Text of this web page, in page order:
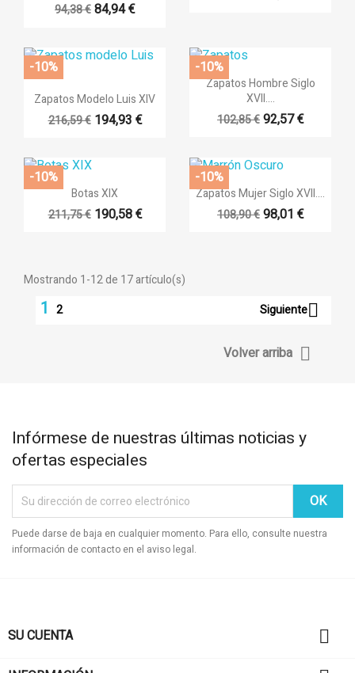
94,38 €84,94 €
 Vista rápida
Zapatos Modelo Luis XIV
216,59 € 194,93 €
-10%
 Vista rápida
Zapatos Hombre Siglo
XVII....
102,85 €92,57 €
-10%
 Vista rápida
Botas XIX
211,75 € 190,58 €
-10%
 Vista rápida
Zapatos Mujer Siglo XVII....
108,90 €98,01 €
-10%
Mostrando 1-12 de 17 artículo(s)
1 2 Siguiente
Volver arriba 
Infórmese de nuestras últimas noticias y
ofertas especiales
Puede darse de baja en cualquier momento. Para ello, consulte nuestra
información de contacto en el aviso legal.
SU CUENTA 